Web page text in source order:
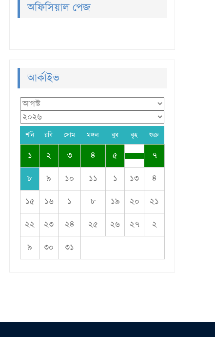
অফিসিয়াল পেজ
আর্কাইভ
শনি রবি সোম মঙ্গল বুধ বৃহ শুক্র
১ ২ ৩ ৪ ৫ ৭
৮ ৯ ১০ ১১ ১ ১৩ ৪
১৫ ১৬ ১ ৮ ১৯ ২০ ২১
২২ ২৩ ২৪ ২৫ ২৬ ২৭ ২
৯ ৩০ ৩১